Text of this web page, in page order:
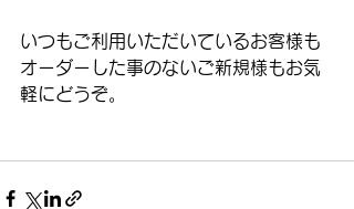
‪いつもご利用いただいているお客様も
オーダーした事のないご新規様もお気
軽にどうぞ。‬